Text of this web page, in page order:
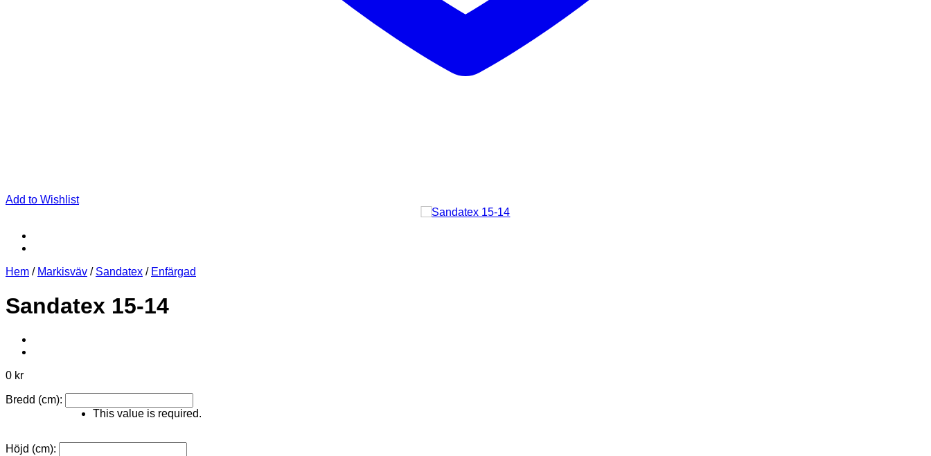
Add to Wishlist
Hem / Markisväv / Sandatex / Enfärgad
Sandatex 15-14
0 kr
Bredd (cm):
This value is required.
Höjd (cm):